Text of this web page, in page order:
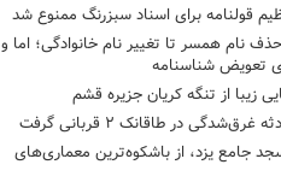
قولنامه برای اسناد سبزرنگ ممنوع شد
نام همسر تا تغییر نام خانوادگی؛ اما و
تعویض شناسنامه
زیبا از تنگه کریان جزیره قشم
غرق‌شدگی در طاقانک ۲ قربانی گرفت
جامع یزد، از باشکوه‌ترین معماری‌های